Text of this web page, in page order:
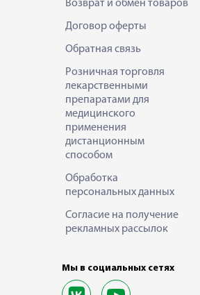
Возврат и обмен товаров
Договор оферты
Обратная связь
Розничная торговля
лекарственными
препаратами для
медицинского
применения
дистанционным
способом
Обработка
персональных данных
Согласие на получение
рекламных рассылок
Мы в социальных сетях